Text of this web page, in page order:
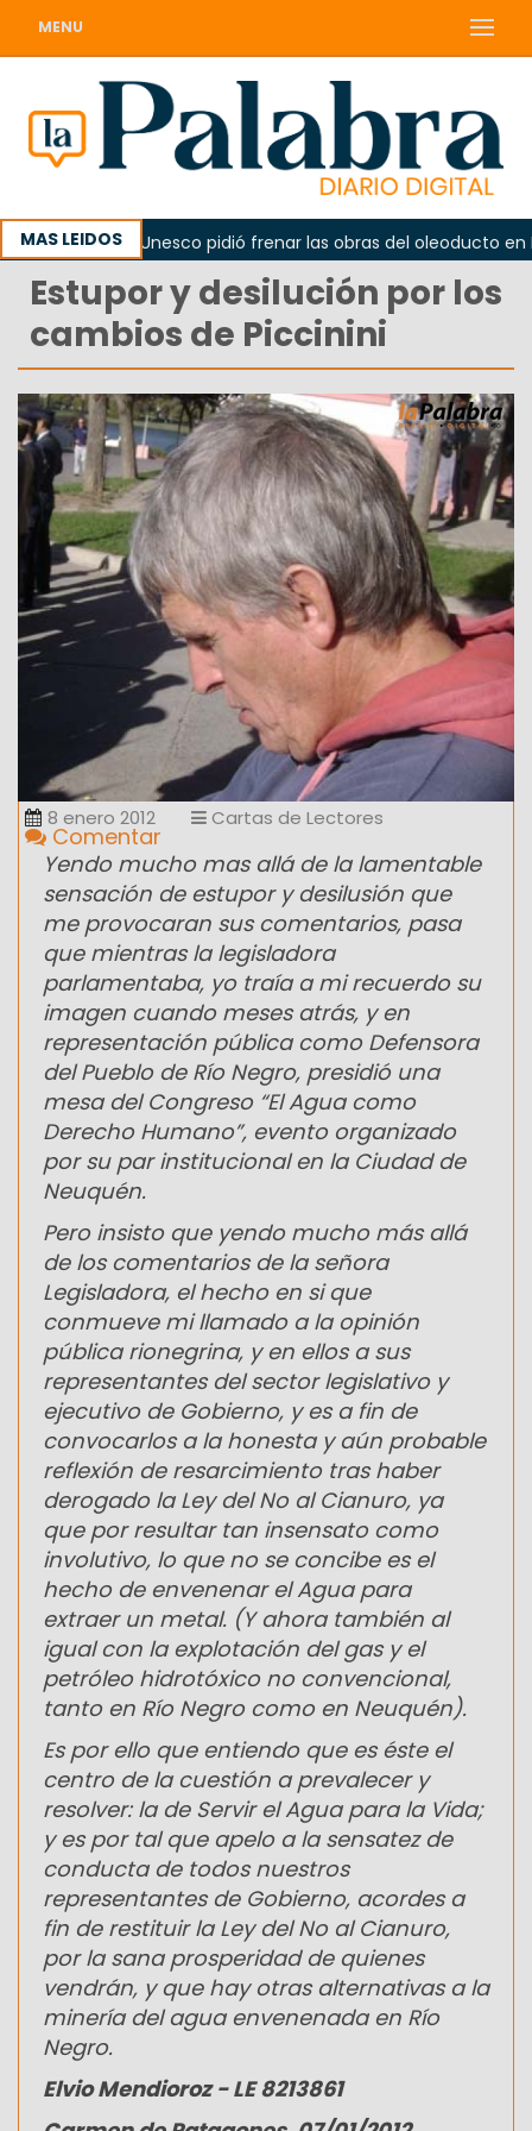
MENU
MAS LEIDOSLa Unesco pidió frenar las obras del oleoducto en
Estupor y desilución por los
cambios de Piccinini
8 enero 2012 Cartas de Lectores
Comentar
Yendo mucho mas allá de la lamentable
sensación de estupor y desilusión que
me provocaran sus comentarios, pasa
que mientras la legisladora
parlamentaba, yo traía a mi recuerdo su
imagen cuando meses atrás, y en
representación pública como Defensora
del Pueblo de Río Negro, presidió una
mesa del Congreso “El Agua como
Derecho Humano”, evento organizado
por su par institucional en la Ciudad de
Neuquén.
Pero insisto que yendo mucho más allá
de los comentarios de la señora
Legisladora, el hecho en si que
conmueve mi llamado a la opinión
pública rionegrina, y en ellos a sus
representantes del sector legislativo y
ejecutivo de Gobierno, y es a fin de
convocarlos a la honesta y aún probable
reflexión de resarcimiento tras haber
derogado la Ley del No al Cianuro, ya
que por resultar tan insensato como
involutivo, lo que no se concibe es el
hecho de envenenar el Agua para
extraer un metal. (Y ahora también al
igual con la explotación del gas y el
petróleo hidrotóxico no convencional,
tanto en Río Negro como en Neuquén).
Es por ello que entiendo que es éste el
centro de la cuestión a prevalecer y
resolver: la de Servir el Agua para la Vida;
y es por tal que apelo a la sensatez de
conducta de todos nuestros
representantes de Gobierno, acordes a
fin de restituir la Ley del No al Cianuro,
por la sana prosperidad de quienes
vendrán, y que hay otras alternativas a la
minería del agua envenenada en Río
Negro.
Elvio Mendioroz - LE 8213861